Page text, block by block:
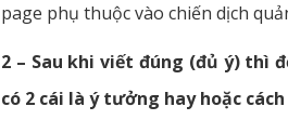
page phụ thuộc vào chiến dịch
2 – Sau khi viết đúng (đủ ý) thì
có 2 cái là ý tưởng hay hoặc